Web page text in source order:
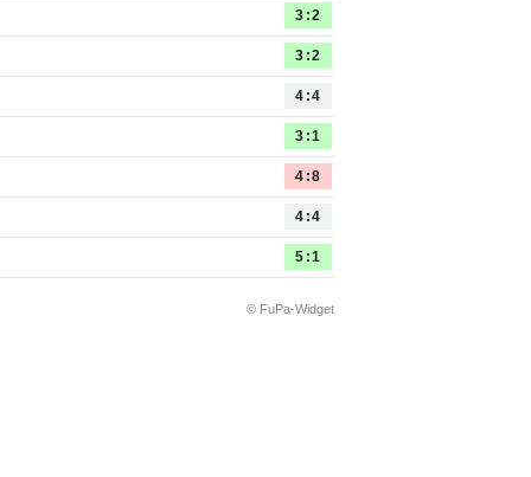
3:2
3:2
4:4
3:1
4:8
4:4
5:1
© FuPa-Widget